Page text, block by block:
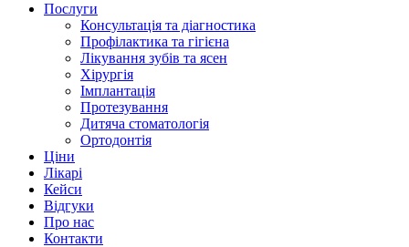
Послуги
Консультація та діагностика
Профілактика та гігієна
Лікування зубів та ясен
Хірургія
Імплантація
Протезування
Дитяча стоматологія
Ортодонтія
Ціни
Лікарі
Кейси
Відгуки
Про нас
Контакти